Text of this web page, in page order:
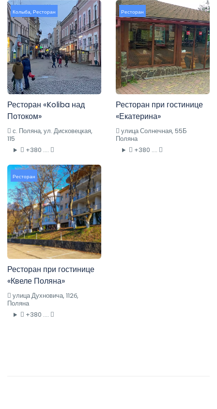
Колыба, Ресторан
Ресторан «Koliba над
Потоком»
с. Поляна, ул. Дисковецкая,
115
+380 ....
Ресторан
Ресторан при гостинице
«Екатерина»
улица Солнечная, 55Б
Поляна
+380 ....
Ресторан
Ресторан при гостинице
«Квеле Поляна»
улица Духновича, 112б,
Поляна
+380 ....